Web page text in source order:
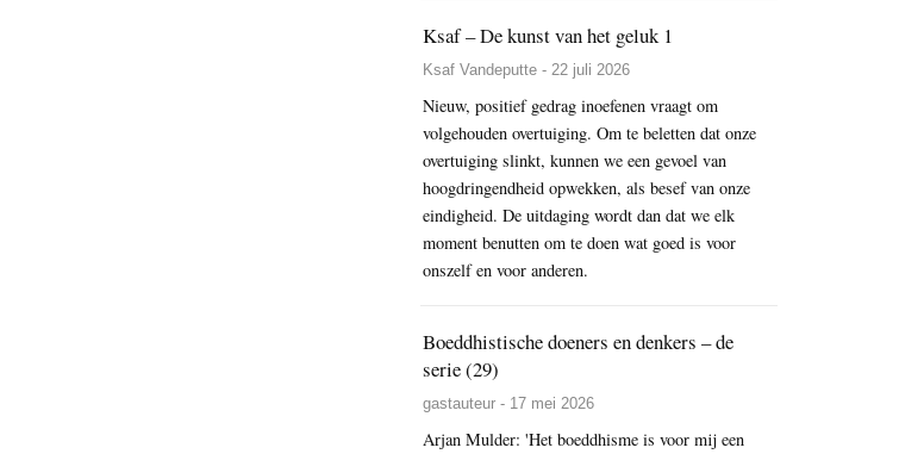
Ksaf – De kunst van het geluk 1
Ksaf Vandeputte - 22 juli 2026
Nieuw, positief gedrag inoefenen vraagt om
volgehouden overtuiging. Om te beletten dat onze
overtuiging slinkt, kunnen we een gevoel van
hoogdringendheid opwekken, als besef van onze
eindigheid. De uitdaging wordt dan dat we elk
moment benutten om te doen wat goed is voor
onszelf en voor anderen.
Boeddhistische doeners en denkers – de
serie (29)
gastauteur - 17 mei 2026
Arjan Mulder: 'Het boeddhisme is voor mij een